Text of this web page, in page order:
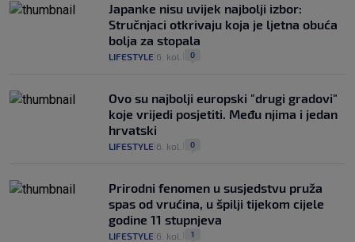
Japanke nisu uvijek najbolji izbor:
Stručnjaci otkrivaju koja je ljetna obuća
bolja za stopala
LIFESTYLE 6. kol. 0
Ovo su najbolji europski "drugi gradovi"
koje vrijedi posjetiti. Među njima i jedan
hrvatski
LIFESTYLE 6. kol. 0
Prirodni fenomen u susjedstvu pruža
spas od vrućina, u špilji tijekom cijele
godine 11 stupnjeva
LIFESTYLE 6. kol. 1